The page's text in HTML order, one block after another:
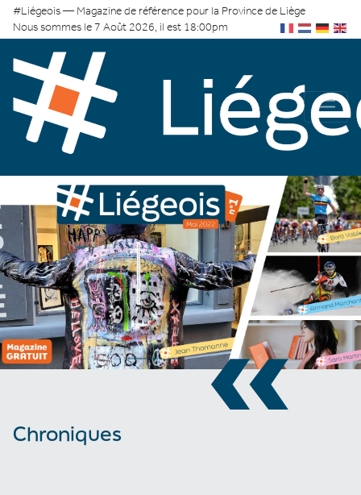
#Liégeois — Magazine de référence pour la Province de Liège
Nous sommes le 7 Août 2026, il est 18:00pm
«
Chroniques